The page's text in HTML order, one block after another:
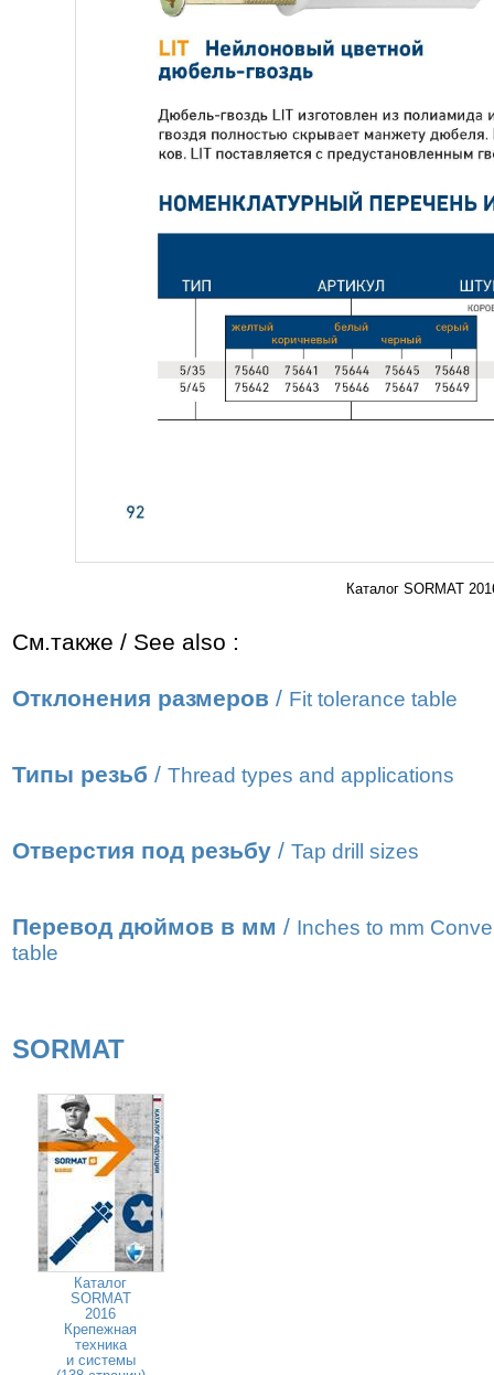
Каталог SORMAT
См.также / See also :
Отклонения размеров / Fit tolerance table
Типы резьб / Thread types and applications
Отверстия под резьбу / Tap drill sizes
Перевод дюймов в мм / Inches to mm
table
SORMAT
Каталог
SORMAT
2016
Крепежная
техника
и системы